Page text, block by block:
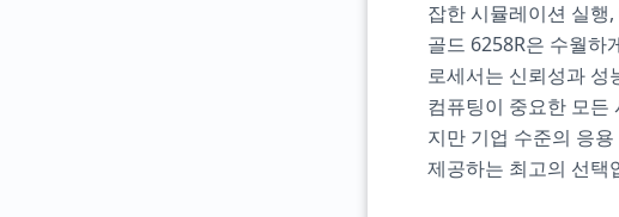
잡한 시뮬레이션 실행
골드 6258R은 수월하
로세서는 신뢰성과 성
컴퓨팅이 중요한 모든
지만 기업 수준의 응
제공하는 최고의 선택